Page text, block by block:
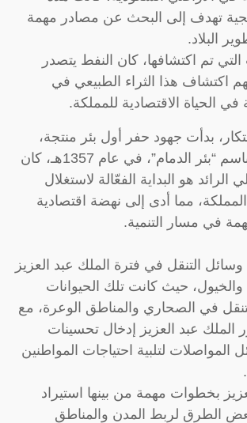
تهدف إلى البحث عن مصادر مهمة
البلاد.
تم اكتشافها، كان النفط يتصدر
اكتشاف هذا الثراء الطبيعي في
الحياة الاقتصادية للمملكة.
بدأت جهود حفر أول بئر منتجة،
الذي كان يُعرف باسم “بئر الدمام”، في عام 1357هـ، كان
الرائد هو البداية الفعّالة لاستغلال
مما أدى إلى نهضة اقتصادية
في مسار التنمية.
وسائل التنقل في فترة الملك عبد العزيز
حيث كانت تلك الحيوانات
في الصحاري والمناطق الوعرة، مع
الملك عبد العزيز إدخال تحسينات
لتلبية احتياجات المواطنين
بخطوات مهمة من بينها استيراد
الطرق لربط المدن والمناطق